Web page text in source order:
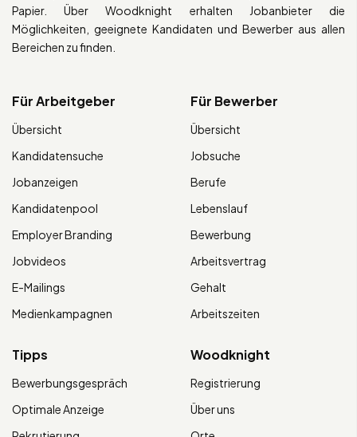
Papier. Über Woodknight erhalten Jobanbieter die
Möglichkeiten, geeignete Kandidaten und Bewerber aus allen
Bereichen zu finden.
Für Arbeitgeber
Übersicht
Kandidatensuche
Jobanzeigen
Kandidatenpool
Employer Branding
Jobvideos
E-Mailings
Medienkampagnen
Für Bewerber
Übersicht
Jobsuche
Berufe
Lebenslauf
Bewerbung
Arbeitsvertrag
Gehalt
Arbeitszeiten
Tipps
Bewerbungsgespräch
Optimale Anzeige
Woodknight
Registrierung
Über uns